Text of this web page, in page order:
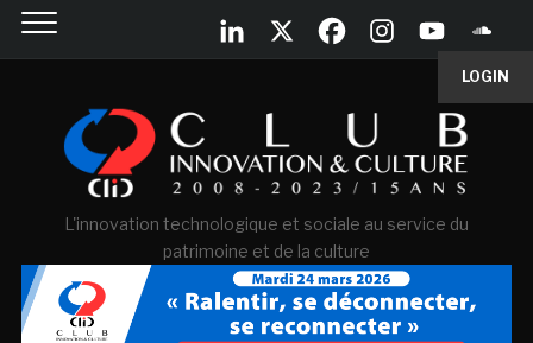
LOGIN
L'innovation technologique et sociale au service du
patrimoine et de la culture